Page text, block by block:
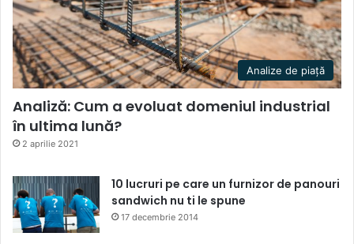
Analize de piață
Analiză: Cum a evoluat domeniul industrial
în ultima lună?
2 aprilie 2021
10 lucruri pe care un furnizor de panouri
sandwich nu ti le spune
17 decembrie 2014